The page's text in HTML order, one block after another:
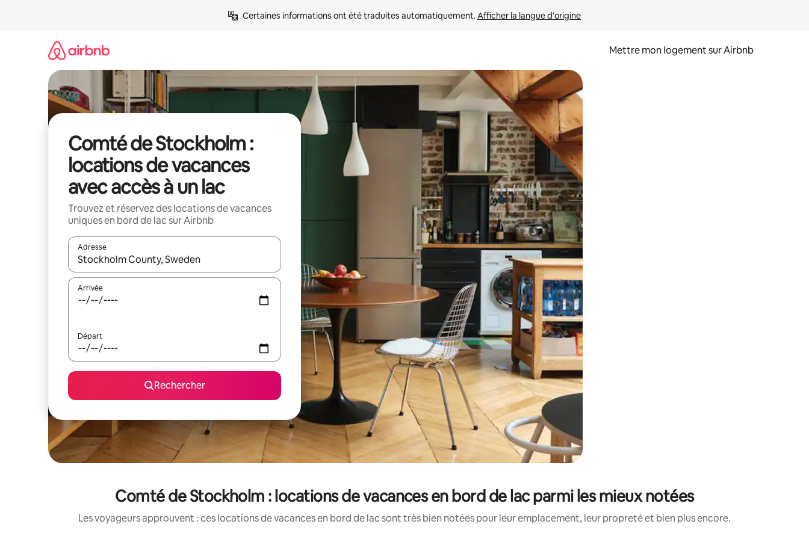
Certaines informations ont été traduites automatiquement. Afficher la langue d'origine
Mettre mon logement sur Airbnb
Comté de Stockholm :
locations de vacances
avec accès à un lac
Trouvez et réservez des locations de vacances
uniques en bord de lac sur Airbnb
Adresse
Lorsque les résultats s'affichent, utilisez les flèches vers le haut et vers le bas pour les parcourir ou en appuyant et en faisant glisser.
Arrivée
Départ
Rechercher
Comté de Stockholm : locations de vacances en bord de lac parmi les mieux notées
Les voyageurs approuvent : ces locations de vacances en bord de lac sont très bien notées pour leur emplacement, leur propreté et bien plus encore.